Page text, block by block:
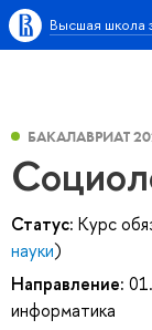
Высшая школа
БАКАЛАВРИАТ
Статус: Курс
науки)
Направление:
информатика